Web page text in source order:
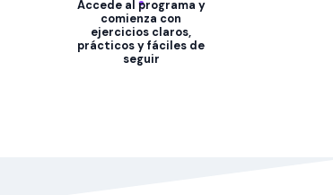
Accede al programa y
comienza con
ejercicios claros,
prácticos y fáciles de
seguir